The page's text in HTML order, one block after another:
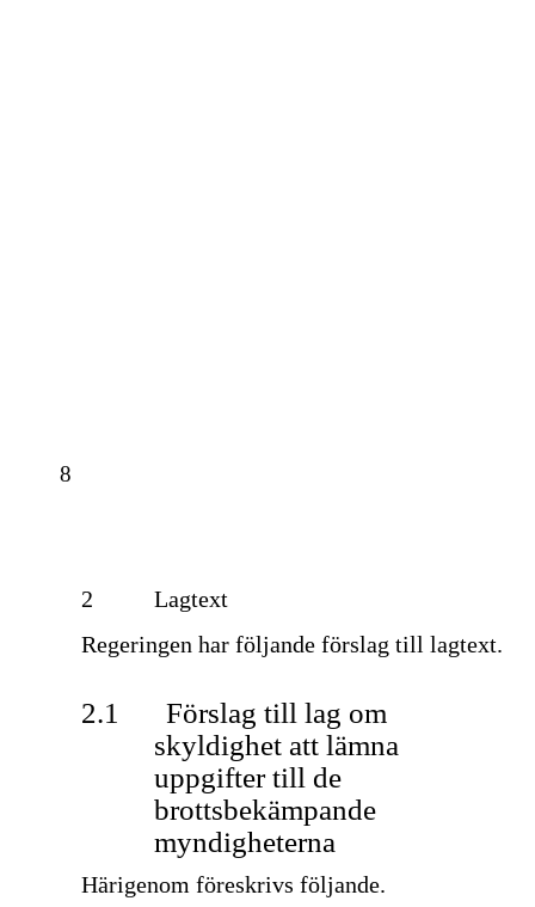
8
2
Lagtext
Regeringen har följande förslag till lagtext.
2.1
Förslag till lag om
skyldighet att lämna
uppgifter till de
brottsbekämpande
myndigheterna
Härigenom föreskrivs följande.